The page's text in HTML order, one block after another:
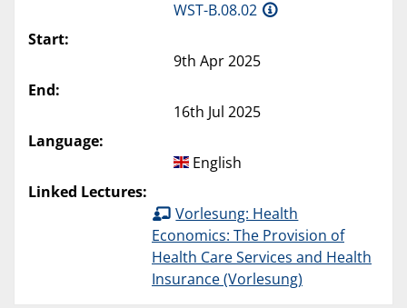
WST-B.08.02
Start:
9th Apr 2025
End:
16th Jul 2025
Language:
English
Linked Lectures:
Vorlesung: Health
Economics: The Provision of
Health Care Services and Health
Insurance (Vorlesung)